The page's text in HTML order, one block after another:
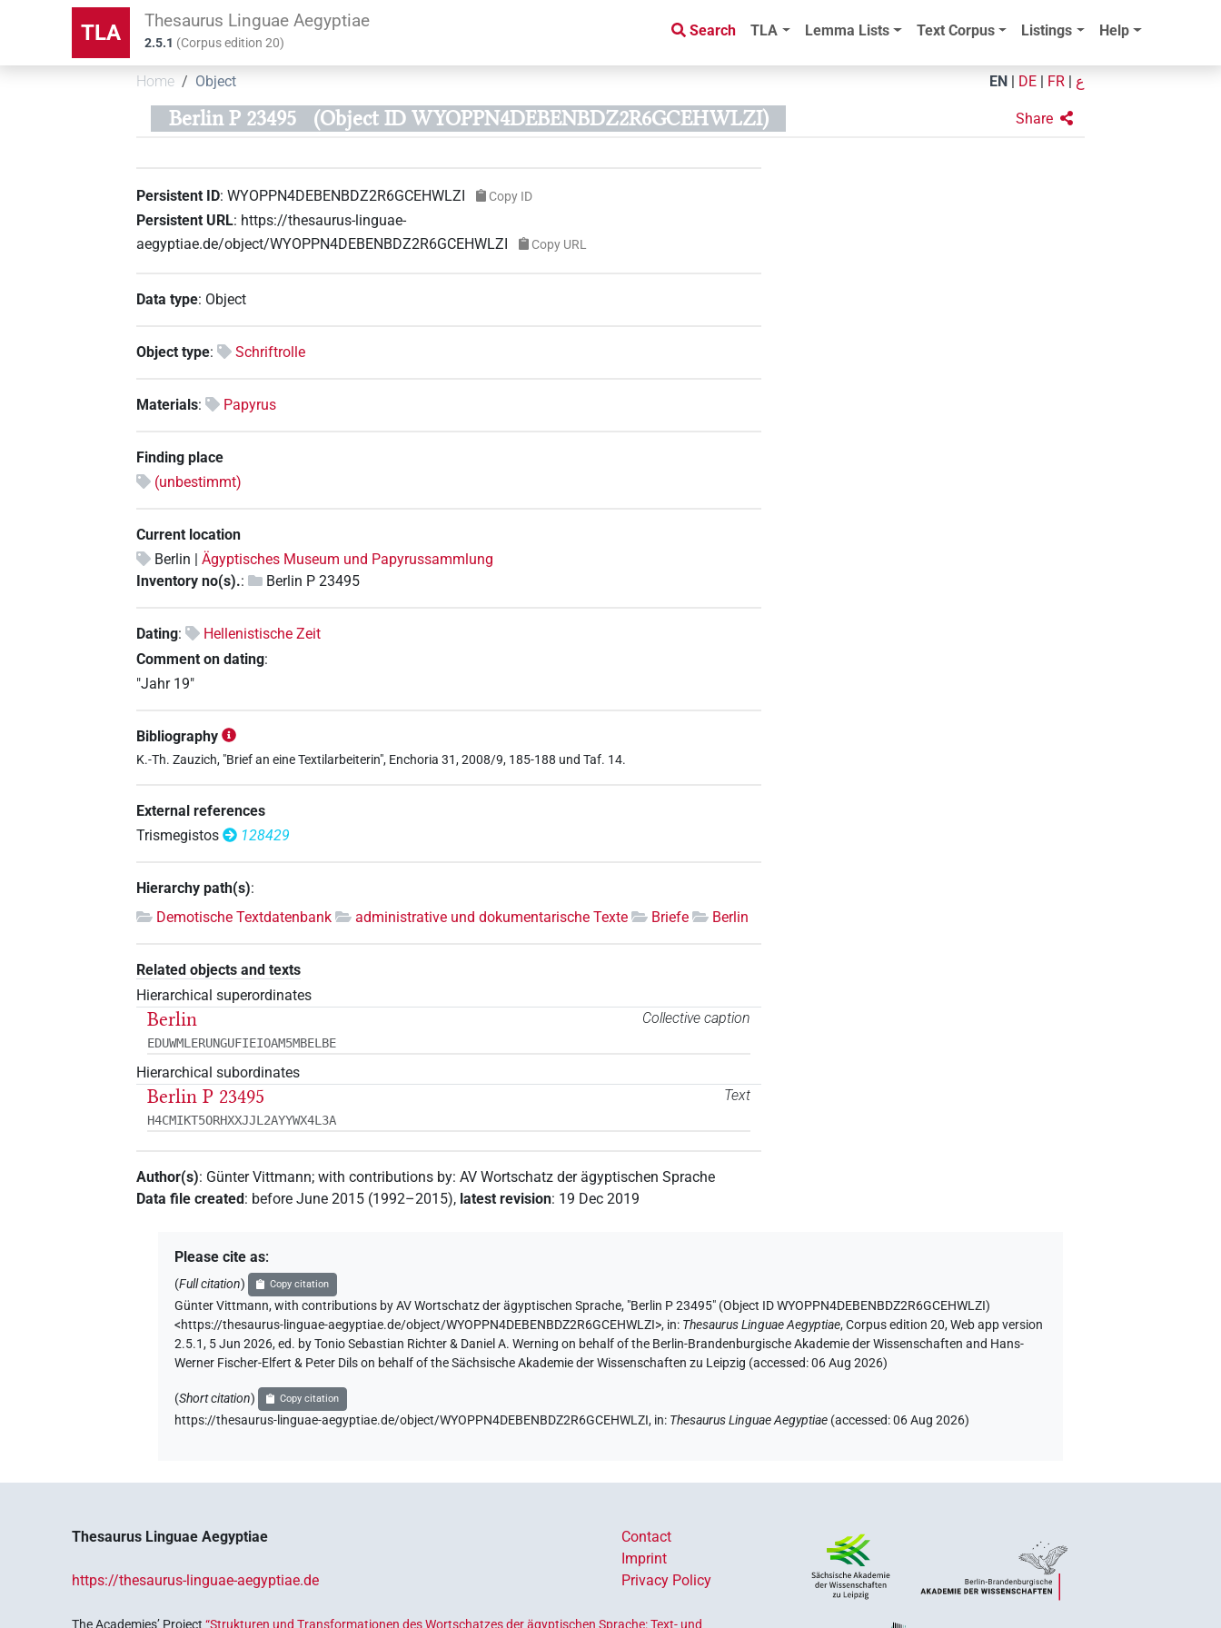
TLA Thesaurus Linguae Aegyptiae
2.5.1 (Corpus edition20)
Search TLA Lemma Lists Text Corpus Listings Help
Home Object EN DE FR ع
Berlin P 23495 (Object ID WYOPPN4DEBENBDZ2R6GCEHWLZI) Share
Persistent ID:WYOPPN4DEBENBDZ2R6GCEHWLZI Copy ID
Persistent URL: https://thesaurus-linguae-
aegyptiae.de/object/WYOPPN4DEBENBDZ2R6GCEHWLZI
Copy URL
Data type: Object
Object type: Schriftrolle
Materials: Papyrus
Finding place
(unbestimmt)
Current location
Berlin |Ägyptisches Museum und Papyrussammlung
Inventory no(s).: Berlin P 23495
Dating:
Hellenistische Zeit
Comment on dating:
"Jahr 19"
Bibliography
K.-Th. Zauzich, "Brief an eine Textilarbeiterin", Enchoria 31, 2008/9, 185-188 und Taf. 14.
External references
Trismegistos
128429
Hierarchy path(s):
Demotische Textdatenbank
administrative und dokumentarische Texte Briefe Berlin
Related objects and texts
Hierarchical superordinates
Collective caption
Berlin
EDUWMLERUNGUFIEIOAM5MBELBE
Hierarchical subordinates
Text
Berlin P 23495
H4CMIKT5ORHXXJJL2AYYWX4L3A
Author(s): Günter Vittmann;with contributions by:AV Wortschatz der ägyptischen Sprache
Data file created : before June 2015 (1992–2015), latest revision: 19 Dec 2019
Please cite as:
(Full citation) Copy citation
Günter Vittmann,with contributions by AV Wortschatz der ägyptischen Sprache, "Berlin P 23495" (Object ID WYOPPN4DEBENBDZ2R6GCEHWLZI)
<https://thesaurus-linguae-aegyptiae.de/object/WYOPPN4DEBENBDZ2R6GCEHWLZI>, in: Thesaurus Linguae Aegyptiae,Corpus edition 20, Web app version
2.5.1, 5 Jun 2026, ed. by Tonio Sebastian Richter & Daniel A. Werning on behalf of the Berlin-Brandenburgische Akademie der Wissenschaften and Hans-
Werner Fischer-Elfert & Peter Dils on behalf of the Sächsische Akademie der Wissenschaften zu Leipzig (accessed:06 Aug 2026)
(Short citation) Copy citation
https://thesaurus-linguae-aegyptiae.de/object/WYOPPN4DEBENBDZ2R6GCEHWLZI, in: Thesaurus Linguae Aegyptiae (accessed:06 Aug 2026)
Thesaurus Linguae Aegyptiae
https://thesaurus-linguae-aegyptiae.de
Contact
Imprint
Privacy Policy
The Academies’ Project“Strukturen und Transformationen des Wortschatzes der ägyptischen Sprache: Text- und